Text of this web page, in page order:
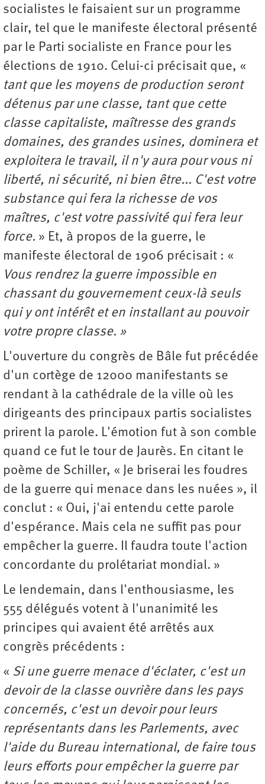
socialistes le faisaient sur un programme
clair, tel que le manifeste électoral présenté
par le Parti socialiste en France pour les
élections de 1910. Celui-ci précisait que, «
tant que les moyens de production seront
détenus par une classe, tant que cette
classe capitaliste, maîtresse des grands
domaines, des grandes usines, dominera et
exploitera le travail, il n'y aura pour vous ni
liberté, ni sécurité, ni bien être... C'est votre
substance qui fera la richesse de vos
maîtres, c'est votre passivité qui fera leur
force. » Et, à propos de la guerre, le
manifeste électoral de 1906 précisait : «
Vous rendrez la guerre impossible en
chassant du gouvernement ceux-là seuls
qui y ont intérêt et en installant au pouvoir
votre propre classe. »
L'ouverture du congrès de Bâle fut précédée
d'un cortège de 12000 manifestants se
rendant à la cathédrale de la ville où les
dirigeants des principaux partis socialistes
prirent la parole. L'émotion fut à son comble
quand ce fut le tour de Jaurès. En citant le
poème de Schiller, « Je briserai les foudres
de la guerre qui menace dans les nuées », il
conclut : « Oui, j'ai entendu cette parole
d'espérance. Mais cela ne suffit pas pour
empêcher la guerre. Il faudra toute l'action
concordante du prolétariat mondial. »
Le lendemain, dans l'enthousiasme, les
555 délégués votent à l'unanimité les
principes qui avaient été arrêtés aux
congrès précédents :
« Si une guerre menace d'éclater, c'est un
devoir de la classe ouvrière dans les pays
concernés, c'est un devoir pour leurs
représentants dans les Parlements, avec
l'aide du Bureau international, de faire tous
leurs efforts pour empêcher la guerre par